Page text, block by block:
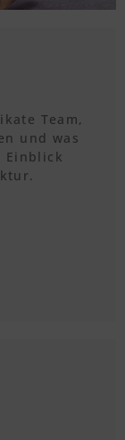
Team,
und was
Einblick